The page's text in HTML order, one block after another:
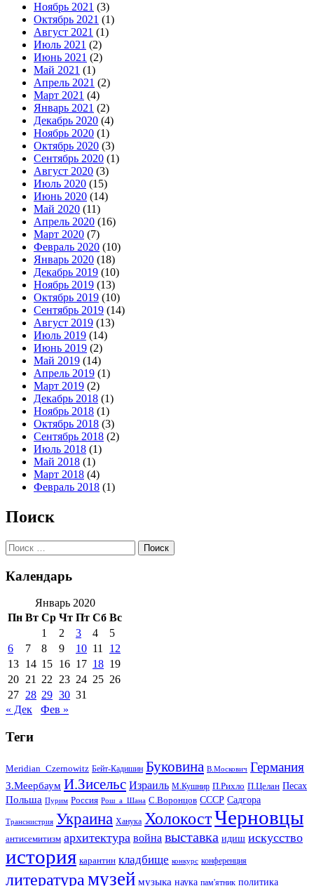
Ноябрь 2021 (3)
Октябрь 2021 (1)
Август 2021 (1)
Июль 2021 (2)
Июнь 2021 (2)
Май 2021 (1)
Апрель 2021 (2)
Март 2021 (4)
Январь 2021 (2)
Декабрь 2020 (4)
Ноябрь 2020 (1)
Октябрь 2020 (3)
Сентябрь 2020 (1)
Август 2020 (3)
Июль 2020 (15)
Июнь 2020 (14)
Май 2020 (11)
Апрель 2020 (16)
Март 2020 (7)
Февраль 2020 (10)
Январь 2020 (18)
Декабрь 2019 (10)
Ноябрь 2019 (13)
Октябрь 2019 (10)
Сентябрь 2019 (14)
Август 2019 (13)
Июль 2019 (14)
Июнь 2019 (2)
Май 2019 (14)
Апрель 2019 (1)
Март 2019 (2)
Декабрь 2018 (1)
Ноябрь 2018 (1)
Октябрь 2018 (3)
Сентябрь 2018 (2)
Июль 2018 (1)
Май 2018 (1)
Март 2018 (4)
Февраль 2018 (1)
Поиск
Поиск:
Календарь
Январь 2020
Пн Вт Ср Чт Пт Сб Вс
1
2 3 4
5
6
7 8 9 10 11
12
13 14 15 16 17 18 19
20 21 22 23 24 25 26
27 28 29 30 31
« Дек
Фев »
Теги
Meridian_Czernowitz Бейт-Кадишин Буковина В.Москович Германия
З.Меербаум И.Зисельс Израиль М.Кушнир П.Рихло П.Целан Песах
Польша Пурим Россия Рош_а_Шана С.Воронцов СССР Садгора
Транснистрия Украина Ханука ХолокостЧерновцы
антисемитизм архитектура война выставка идиш искусство
история карантин кладбище конкурс конференция
литература музей музыка наука пам'ятник политика